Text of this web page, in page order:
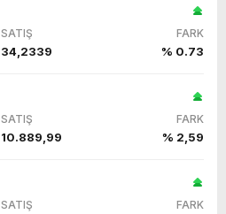
SATIŞ FARK
34,2339 % 0.73
SATIŞ FARK
10.889,99 % 2,59
SATIŞ FARK